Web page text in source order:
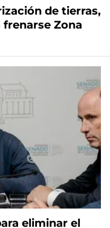
de tierras,
Zona
eliminar el